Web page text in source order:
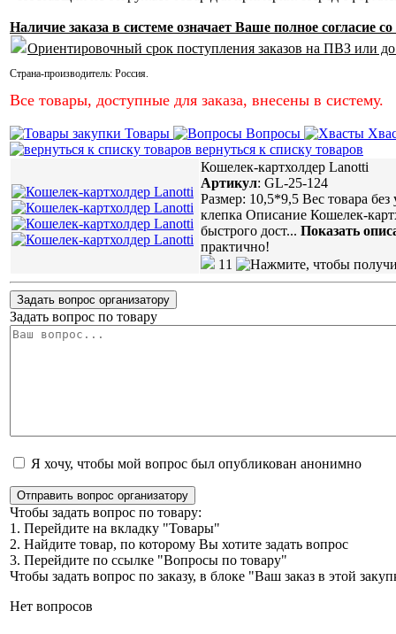
Наличие заказа в системе означает Ваше полное согласие
Ориентировочный срок поступления заказов на ПВЗ или
Страна-производитель: Россия.
Все товары, доступные для заказа, внесены в систему.
Товары Вопросы
вернуться к списку товаров
Кошелек-картхолдер Lanotti
Артикул: GL-25-124
Размер: 10,5*9,5 Вес товара
клепка Описание Кошелек-
быстрого дост... Показать
практично!
11
Задать вопрос организатору
Задать вопрос по товару
Я хочу, чтобы мой вопрос был опубликован анонимно
Отправить вопрос организатору
Чтобы задать вопрос по товару:
1. Перейдите на вкладку "Товары"
2. Найдите товар, по которому Вы хотите задать вопрос
3. Перейдите по ссылке "Вопросы по товару"
Чтобы задать вопрос по заказу, в блоке "Ваш заказ в этой
Нет вопросов